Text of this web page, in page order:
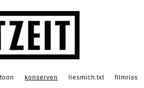
konserven liesmich.txt filmriss